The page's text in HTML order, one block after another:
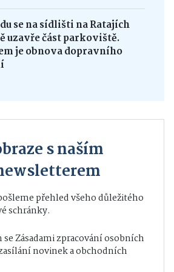
se na sídlišti na Ratajích
uzavře část parkoviště.
je obnova dopravního
s naším
přehled všeho důležitého
schránky.
seZásadami zpracování osobních
novinek a obchodních